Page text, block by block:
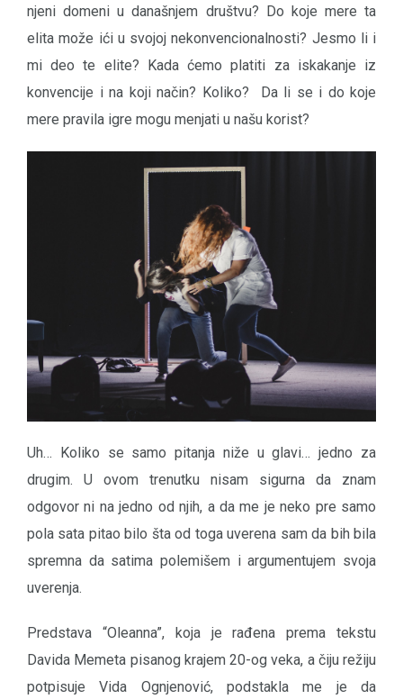
njeni domeni u današnjem društvu? Do koje mere ta
elita može ići u svojoj nekonvencionalnosti? Jesmo li i
mi deo te elite? Kada ćemo platiti za iskakanje iz
konvencije i na koji način? Koliko? Da li se i do koje
mere pravila igre mogu menjati u našu korist?
Uh… Koliko se samo pitanja niže u glavi… jedno za
drugim. U ovom trenutku nisam sigurna da znam
odgovor ni na jedno od njih, a da me je neko pre samo
pola sata pitao bilo šta od toga uverena sam da bih bila
spremna da satima polemišem i argumentujem svoja
uverenja.
Predstava “Oleanna”, koja je rađena prema tekstu
Davida Memeta pisanog krajem 20-og veka, a čiju režiju
potpisuje Vida Ognjenović, podstakla me je da